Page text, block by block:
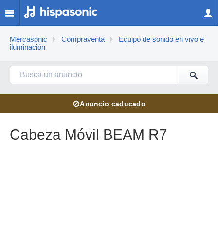
Mercasonic Compraventa
Equipo de sonido en vivo e
iluminación
⊘Anuncio caducado
Cabeza Móvil BEAM R7